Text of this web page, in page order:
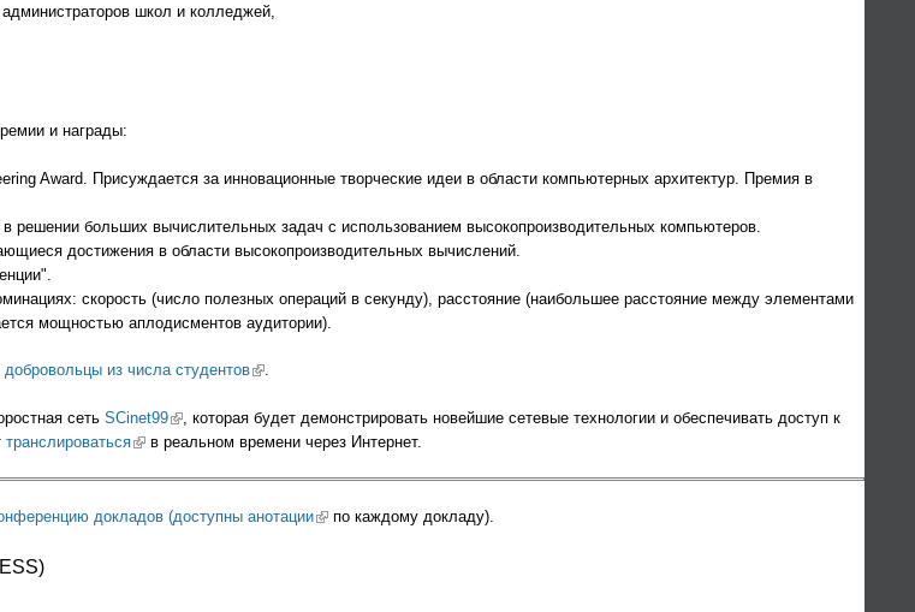
школ и колледжей,
и награды:
Award. Присуждается за инновационные творческие идеи в области компьютерных архитектур. Премия в
решении больших вычислительных задач с использованием высокопроизводительных компьютеров.
достижения в области высокопроизводительных вычислений.
скорость (число полезных операций в секунду), расстояние (наибольшее расстояние между элементами
мощностью аплодисментов аудитории).
добровольцы из числа студентов(link is external)
.
сеть SCinet99(link is external)
, которая будет демонстрировать новейшие сетевые технологии и обеспечивать доступ к
транслироваться(link is external)
в реальном времени через Интернет.
докладов (доступны анотации(link is external)
по каждому докладу).